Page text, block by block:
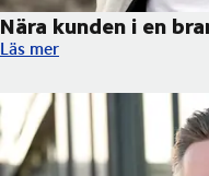
Nära kunden i en
Nära kunden i en bransch
Läs mer